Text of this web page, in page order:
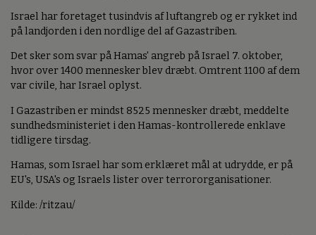
Israel har foretaget tusindvis af luftangreb og er rykket ind
på landjorden i den nordlige del af Gazastriben.
Det sker som svar på Hamas' angreb på Israel 7. oktober,
hvor over 1400 mennesker blev dræbt. Omtrent 1100 af dem
var civile, har Israel oplyst.
I Gazastriben er mindst 8525 mennesker dræbt, meddelte
sundhedsministeriet i den Hamas-kontrollerede enklave
tidligere tirsdag.
Hamas, som Israel har som erklæret mål at udrydde, er på
EU's, USA's og Israels lister over terrororganisationer.
Kilde: /ritzau/